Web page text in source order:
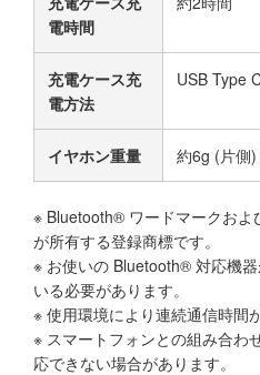
電時間
充電ケース充
電方法
USB Type
イヤホン重量 約6g (片側
※ Bluetooth® ワードマークお
が所有する登録商標です。
※ お使いの Bluetooth® 対応機
いる必要があります。
※ 使用環境により連続通信時間
※ スマートフォンとの組み合わ
応できない場合があります。